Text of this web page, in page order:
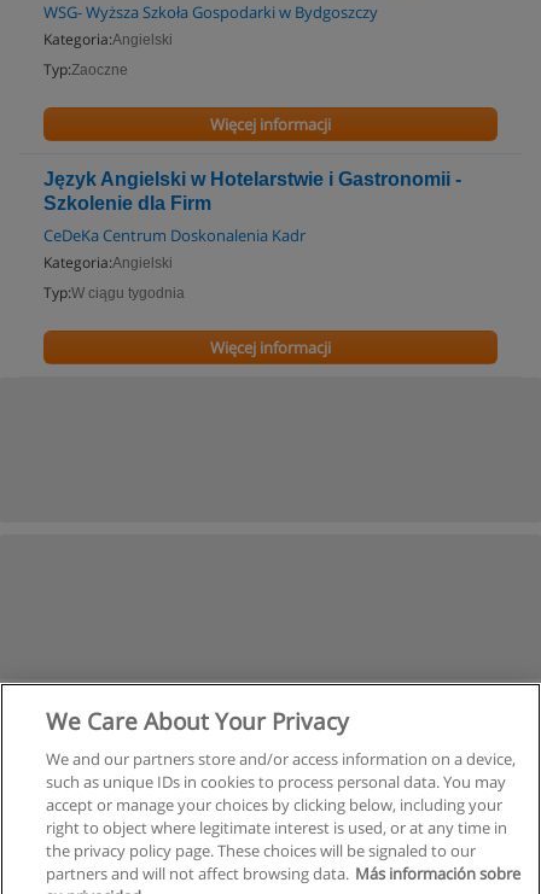
WSG- Wyższa Szkoła Gospodarki w Bydgoszczy
Kategoria:Angielski
Typ:Zaoczne
Więcej informacji
Język Angielski w Hotelarstwie i Gastronomii -
Szkolenie dla Firm
CeDeKa Centrum Doskonalenia Kadr
Kategoria:Angielski
Typ:W ciągu tygodnia
Więcej informacji
We Care About Your Privacy
We and our partners store and/or access information on a device,
such as unique IDs in cookies to process personal data. You may
accept or manage your choices by clicking below, including your
right to object where legitimate interest is used, or at any time in
the privacy policy page. These choices will be signaled to our
partners and will not affect browsing data. Más información sobre